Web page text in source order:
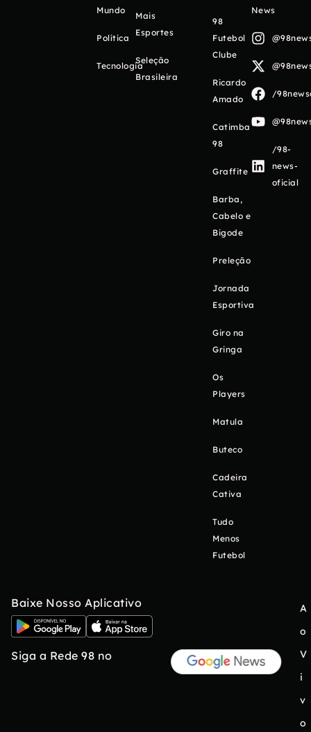
Mundo
Política
Tecnologia
Mais
Esportes
Seleção
Brasileira
98
Futebol
Clube
Ricardo
Amado
Catimba
98
Graffite
Barba,
Cabelo e
Bigode
Preleção
Jornada
Esportiva
Giro na
Gringa
Os
Players
Matula
Buteco
Cadeira
Cativa
Tudo
Menos
Futebol
News
/
/98-
news-
oficial
Baixe Nosso Aplicativo
Siga a Rede 98 no
A
o
V
i
v
o